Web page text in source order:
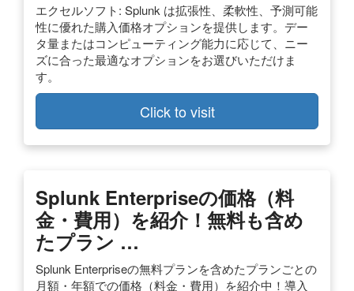
エクセルソフト: Splunk は拡張性、柔軟性、予測可能
性に優れた購入価格オプションを提供します。デー
タ量またはコンピューティング能力に応じて、ニー
ズに合った最適なオプションをお選びいただけま
す。
Click to visit
Splunk Enterpriseの価格（料
金・費用）を紹介！無料も含め
たプラン …
Splunk Enterpriseの無料プランを含めたプランごとの
月額・年額での価格（料金・費用）を紹介中！導入